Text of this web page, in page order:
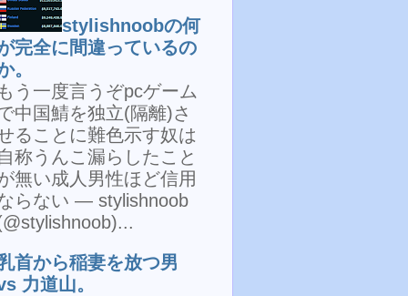
stylishnoobの何
完全に間違っているの
。
う一度言うぞpcゲーム
中国鯖を独立(隔離)さ
ることに難色示す奴は
称うんこ漏らしたこと
無い成人男性ほど信用
らない — stylishnoob
首から稲妻を放つ男
力道山。